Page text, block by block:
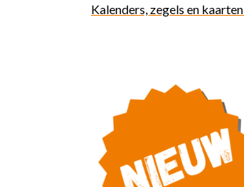
Kalenders, zegels en kaarten